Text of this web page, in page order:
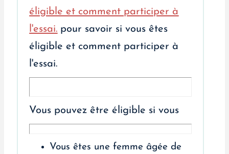
éligible et comment participer à
l'essai. pour savoir si vous êtes
éligible et comment participer à
l'essai.
Vous pouvez être éligible si vous
Vous êtes une femme âgée de